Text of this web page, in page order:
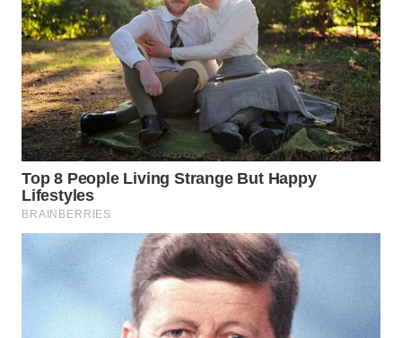
PAKPAK
WN
KARAWANG
WN
BEKASI
WN
BOGOR
DEPOK